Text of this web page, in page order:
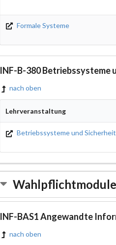
Formale Systeme
INF-B-380 Betriebssysteme
nach oben
Lehrveranstaltung
Betriebssysteme und Sicherheit
Wahlpflichtmodule
INF-BAS1 Angewandte
nach oben